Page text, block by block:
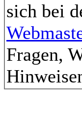
sich bei
Fragen,